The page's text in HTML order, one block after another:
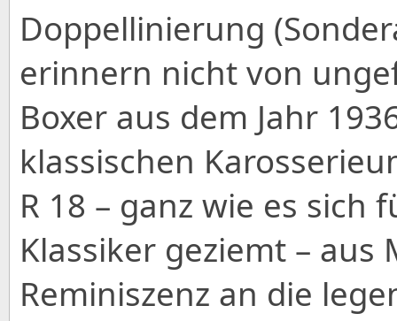
Doppellinierung
erinnern nicht von
Boxer aus dem Jahr
klassischen
R 18 – ganz wie es
Klassiker geziemt –
Reminiszenz an die